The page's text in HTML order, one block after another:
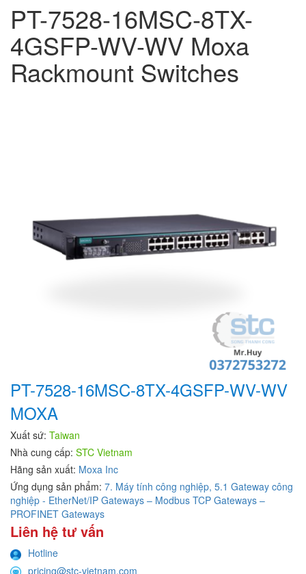
PT-7528-16MSC-8TX-
4GSFP-WV-WV Moxa
Rackmount Switches
PT-7528-16MSC-8TX-4GSFP-WV-WV
MOXA
Xuất sứ: Taiwan
Nhà cung cấp: STC Vietnam
Hãng sản xuất: Moxa Inc
Ứng dụng sản phẩm: 7. Máy tính công nghiệp, 5.1 Gateway công
nghiệp - EtherNet/IP Gateways – Modbus TCP Gateways –
PROFINET Gateways
Liên hệ tư vấn
Hotline
pricing@stc-vietnam.com